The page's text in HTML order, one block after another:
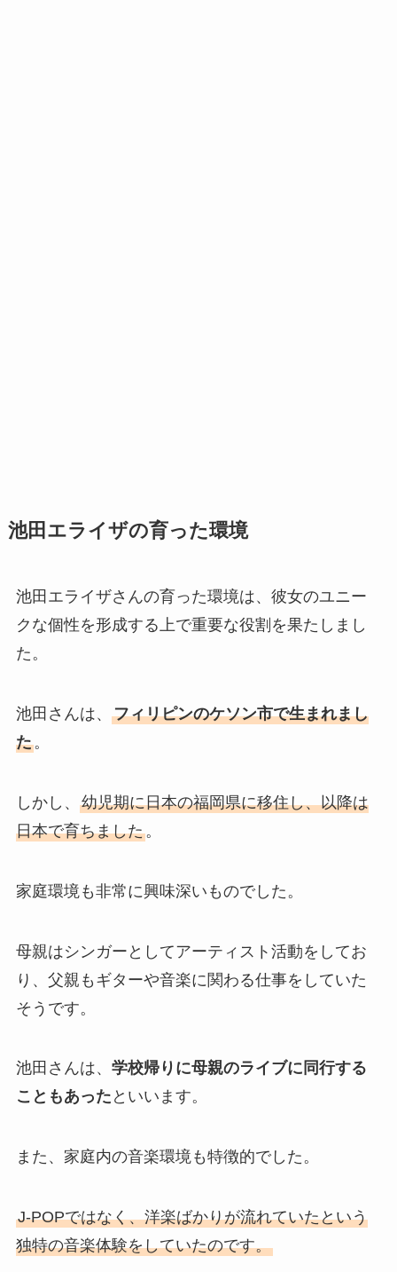
池田エライザの育った環境
池田エライザさんの育った環境は、彼女のユニー
クな個性を形成する上で重要な役割を果たしまし
た。
池田さんは、 フィリピンのケソン市で生まれまし
た。
しかし、 幼児期に日本の福岡県に移住し、以降は
日本で育ちました。
家庭環境も非常に興味深いものでした。
母親はシンガーとしてアーティスト活動をしてお
り、父親もギターや音楽に関わる仕事をしていた
そうです。
池田さんは、 学校帰りに母親のライブに同行する
こともあった といいます。
また、家庭内の音楽環境も特徴的でした。
J-POPではなく、洋楽ばかりが流れていたという
独特の音楽体験をしていたのです。